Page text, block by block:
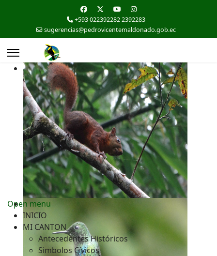
+593 022392282 2392283
sugerencias@pedrovicentemaldonado.gob.ec
Open menu
INICIO
MI CANTON
Antecedentes Históricos
Simbolos Cívicos